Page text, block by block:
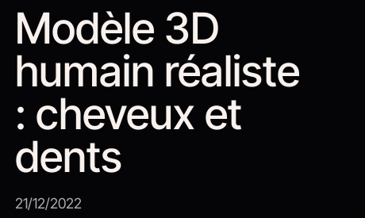
Modèle 3D
humain réaliste
: cheveux et
dents
21/12/2022